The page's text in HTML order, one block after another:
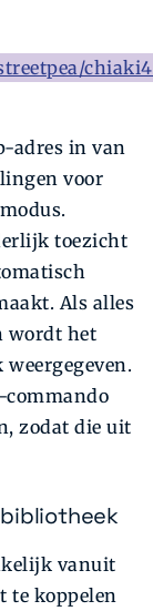
adres in van
voor
toezicht
Als alles
wordt het
commando
zodat die uit
vanuit
te koppelen